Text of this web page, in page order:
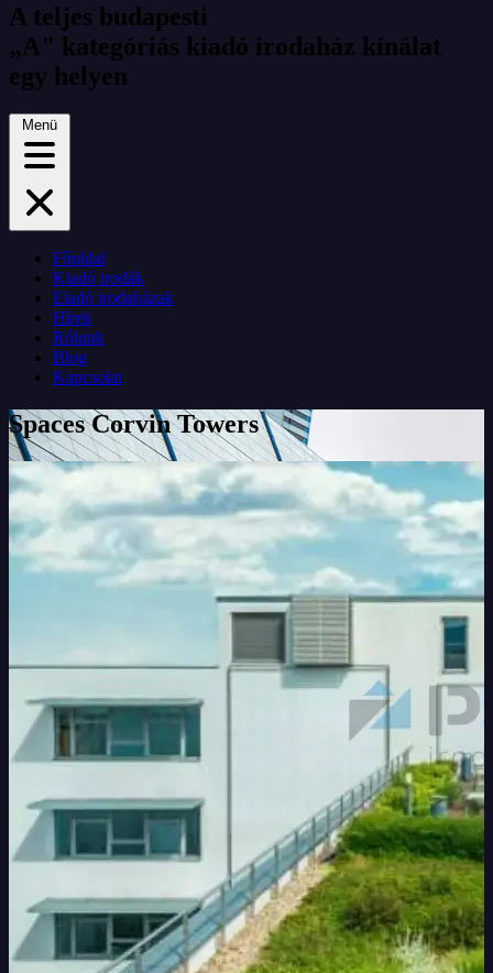
A teljes budapesti
„A" kategóriás kiadó irodaház kínálat
egy helyen
Menü
Főoldal
Kiadó irodák
Eladó irodaházak
Hírek
Rólunk
Blog
Kapcsolat
Spaces Corvin Towers